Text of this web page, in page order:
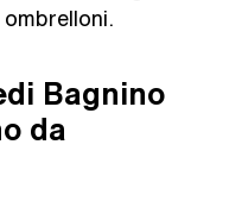
Bagnino
da